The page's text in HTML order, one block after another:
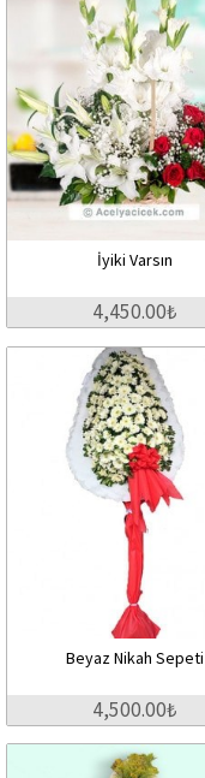
İyiki Varsın
4,450.00₺
Beyaz Nikah Sepeti
4,500.00₺